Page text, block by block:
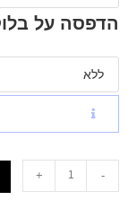
הדפסה על
-
+